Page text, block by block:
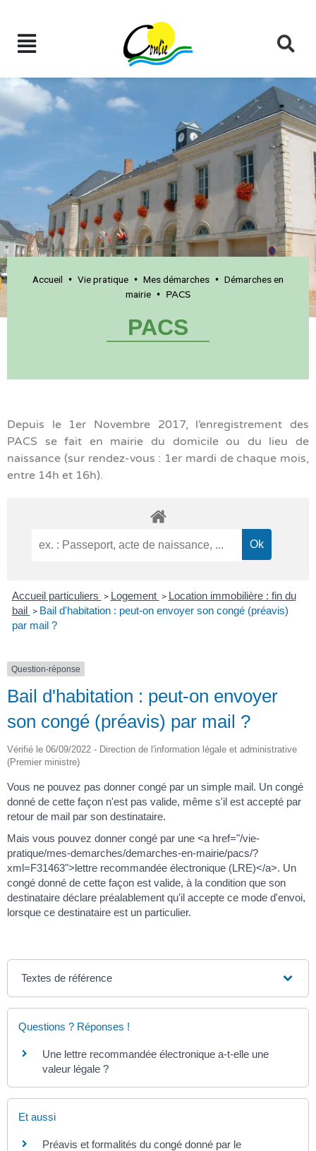
Accueil • Vie pratique • Mes démarches • Démarches en
mairie • PACS
PACS
Depuis le 1er Novembre 2017, l’enregistrement des
PACS se fait en mairie du domicile ou du lieu de
naissance (sur rendez-vous : 1er mardi de chaque mois,
entre 14h et 16h).
Accueil particuliers > Logement > Location immobilière : fin du
bail > Bail d'habitation : peut-on envoyer son congé (préavis)
par mail ?
Question-réponse
Bail d'habitation : peut-on envoyer
son congé (préavis) par mail ?
Vérifié le 06/09/2022 - Direction de l'information légale et administrative
(Premier ministre)
Vous ne pouvez pas donner congé par un simple mail. Un congé
donné de cette façon n'est pas valide, même s'il est accepté par
retour de mail par son destinataire.
Mais vous pouvez donner congé par une <a href="/vie-
pratique/mes-demarches/demarches-en-mairie/pacs/?
xml=F31463">lettre recommandée électronique (LRE)</a>. Un
congé donné de cette façon est valide, à la condition que son
destinataire déclare préalablement qu'il accepte ce mode d'envoi,
lorsque ce destinataire est un particulier.
Textes de référence
Questions ? Réponses !
Une lettre recommandée électronique a-t-elle une
valeur légale ?
Et aussi
Préavis et formalités du congé donné par le